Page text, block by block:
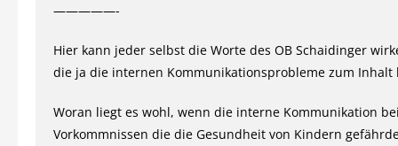
—————-
Hier kann jeder selbst die Worte des OB Schaidinger
die ja die internen Kommunikationsprobleme zum Inhalt
Woran liegt es wohl, wenn die interne Kommunikation
Vorkommnissen die die Gesundheit von Kindern